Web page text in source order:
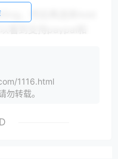
，然后再选择Add
到充值页面了。
并不免费换IP，每次
换ip就用vultr，vultr
享推特活动再赠送3美
1116.html
勿转载。